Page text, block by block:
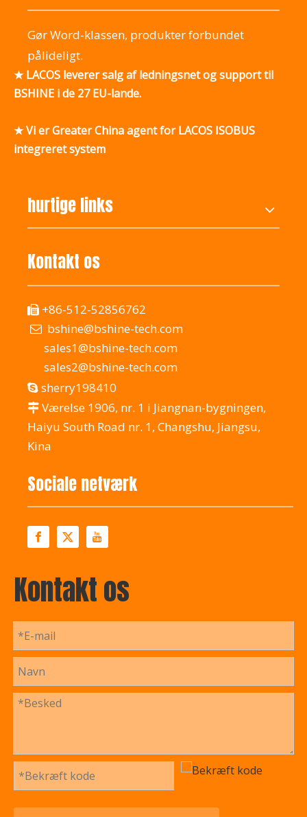
Gør Word-klassen, produkter forbundet
pålideligt.
★ LACOS leverer salg af ledningsnet og support til
BSHINE i de 27 EU-lande.
★ Vi er Greater China agent for LACOS ISOBUS
integreret system
hurtige links
Kontakt os
 +86-512-52856762
 bshine@bshine-tech.com
sales1@bshine-tech.com
sales2@bshine-tech.com
 sherry198410
 Værelse 1906, nr. 1 i Jiangnan-bygningen,
Haiyu South Road nr. 1, Changshu, Jiangsu,
Kina
Sociale netværk
Kontakt os